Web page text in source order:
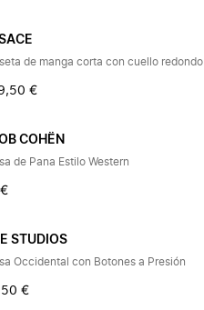
de manga corta con cuello redondo
€
COHËN
de Pana Estilo Western
STUDIOS
Occidental con Botones a Presión
€